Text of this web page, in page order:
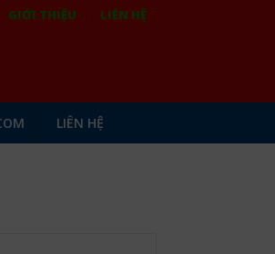
GIỚI THIỆU LIÊN HỆ
LIÊN HỆ